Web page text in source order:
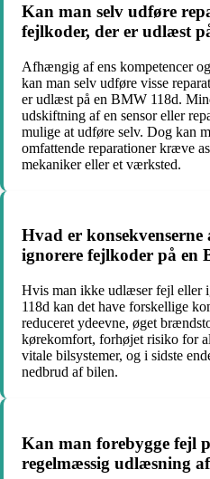
Kan man selv udføre
fejlkoder, der er udlæst
Afhængig af ens kompetencer
kan man selv udføre visse
er udlæst på en BMW 118d.
udskiftning af en sensor eller
mulige at udføre selv. Dog kan
omfattende reparationer kræve
mekaniker eller et værksted.
Hvad er
ignorere fejlkoder på en
Hvis man ikke udlæser fejl eller
118d kan det have forskellige
reduceret ydeevne, øget
kørekomfort, forhøjet risiko for
vitale bilsystemer, og i sidste
nedbrud af bilen.
Kan man forebygge fejl
regelmæssig udlæsning